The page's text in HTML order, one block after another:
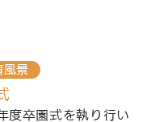
風景
度卒園式を執り行い